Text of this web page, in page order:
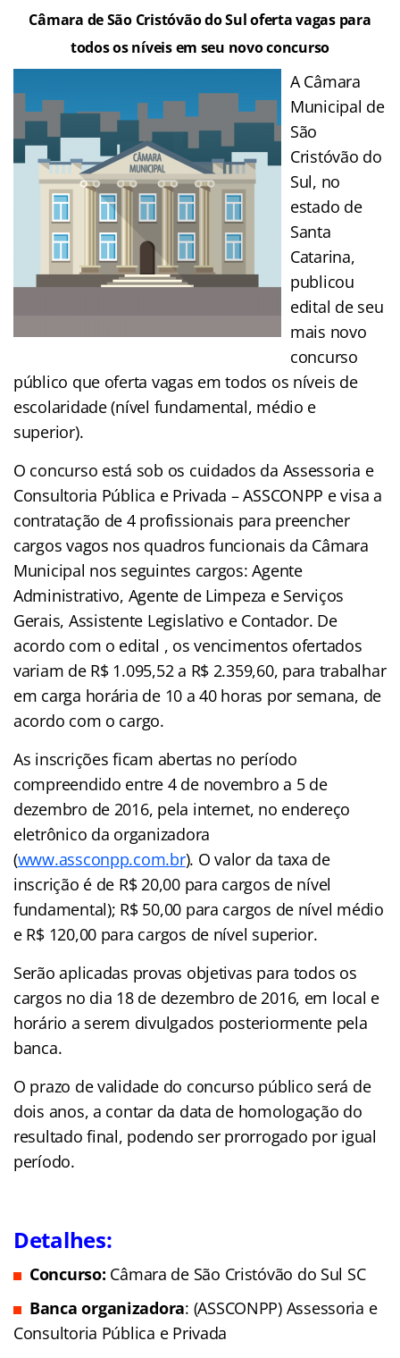
Câmara de São Cristóvão do Sul oferta vagas para
todos os níveis em seu novo concurso
A Câmara
Municipal de
São
Cristóvão do
Sul, no
estado de
Santa
Catarina,
publicou
edital de seu
mais novo
concurso
público que oferta vagas em todos os níveis de
escolaridade (nível fundamental, médio e
superior).
O concurso está sob os cuidados da Assessoria e
Consultoria Pública e Privada – ASSCONPP e visa a
contratação de 4 profissionais para preencher
cargos vagos nos quadros funcionais da Câmara
Municipal nos seguintes cargos: Agente
Administrativo, Agente de Limpeza e Serviços
Gerais, Assistente Legislativo e Contador. De
acordo com o edital , os vencimentos ofertados
variam de R$ 1.095,52 a R$ 2.359,60, para trabalhar
em carga horária de 10 a 40 horas por semana, de
acordo com o cargo.
As inscrições ficam abertas no período
compreendido entre 4 de novembro a 5 de
dezembro de 2016, pela internet, no endereço
eletrônico da organizadora
(www.assconpp.com.br). O valor da taxa de
inscrição é de R$ 20,00 para cargos de nível
fundamental); R$ 50,00 para cargos de nível médio
e R$ 120,00 para cargos de nível superior.
Serão aplicadas provas objetivas para todos os
cargos no dia 18 de dezembro de 2016, em local e
horário a serem divulgados posteriormente pela
banca.
O prazo de validade do concurso público será de
dois anos, a contar da data de homologação do
resultado final, podendo ser prorrogado por igual
período.
Detalhes:
Concurso: Câmara de São Cristóvão do Sul SC
Banca organizadora: (ASSCONPP) Assessoria e
Consultoria Pública e Privada